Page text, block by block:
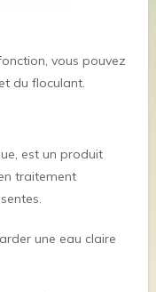
vous pouvez
du floculant.
est un produit
traitement
une eau claire